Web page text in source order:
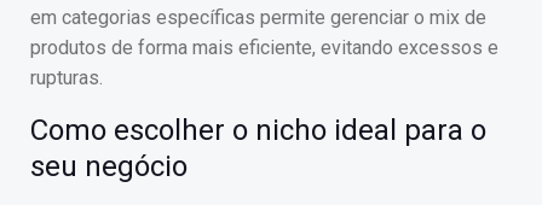
em categorias específicas permite gerenciar o mix de
produtos de forma mais eficiente, evitando excessos e
rupturas.
Como escolher o nicho ideal para o
seu negócio